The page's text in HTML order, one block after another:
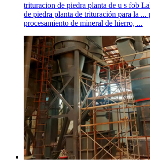
trituracion de piedra planta de u s fob
de piedra planta de trituración para la ...
procesamiento de mineral de hierro, ...